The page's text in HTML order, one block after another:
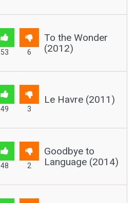
53 6
To the Wonder
(2012)
49 3
Le Havre (2011)
48 2
Goodbye to
Language (2014)